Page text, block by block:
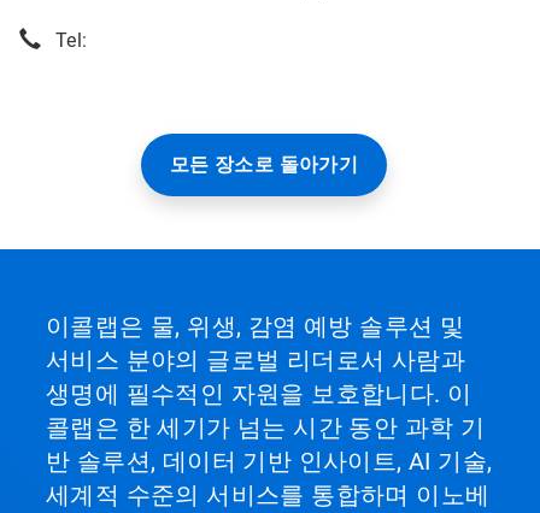
Tel:
모든 장소로 돌아가기
이콜랩은 물, 위생, 감염 예방 솔루션 및
서비스 분야의 글로벌 리더로서 사람과
생명에 필수적인 자원을 보호합니다. 이
콜랩은 한 세기가 넘는 시간 동안 과학 기
반 솔루션, 데이터 기반 인사이트, AI 기술,
세계적 수준의 서비스를 통합하며 이노베